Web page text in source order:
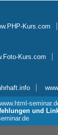
Kurs.com
Kurs.com
www.html-
und